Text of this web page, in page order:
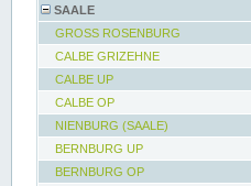
SAALE
GROSS ROSENBURG
CALBE GRIZEHNE
CALBE UP
CALBE OP
NIENBURG (SAALE)
BERNBURG UP
BERNBURG OP